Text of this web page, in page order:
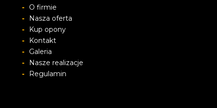
-
O firmie
-
Nasza oferta
-
Kup opony
-
Kontakt
-
Galeria
-
Nasze realizacje
-
Regulamin